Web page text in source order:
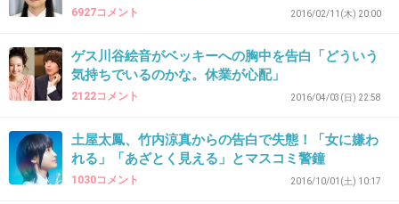
仲がいいというか悪いというか、そういうの含
めてチームなんだなーって思う。前のハナタレ
フォローしててなんかいいなと思った。
-3
6927コメント 2016/02/11(木) 20:00
ゲス川谷絵音がベッキーへの胸中を告白「どういう
気持ちでいるのかな。休業が心配」
2122コメント 2016/04/03(日) 22:58
土屋太鳳、竹内涼真からの告白で失態！「女に嫌わ
れる」「あざとく見える」とマスコミ警鐘
1030コメント 2016/10/01(土) 10:17